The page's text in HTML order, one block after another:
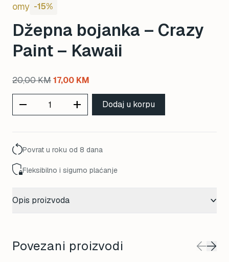
omy -15%
Džepna bojanka – Crazy
Paint – Kawaii
20,00KMOriginal
price
17,00 KM
price
remove add Dodaj u korpu
Povrat u roku od 8 dana
Fleksibilno i sigurno plaćanje
Opis proizvoda
Povezani proizvodi